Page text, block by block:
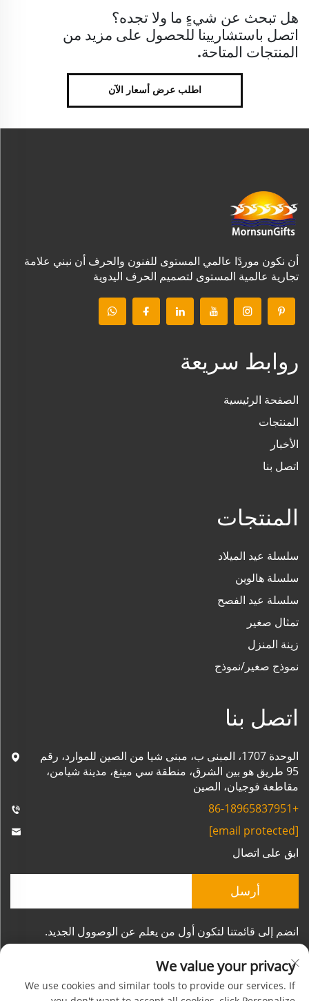
هل تبحث عن شيءٍ ما ولا تجده؟
اتصل باستشاريينا للحصول على مزيد من
المنتجات المتاحة.
اطلب عرض أسعار الآن
أن نكون موردًا عالمي المستوى للفنون والحرف أن نبني علامة
تجارية عالمية المستوى لتصميم الحرف اليدوية
روابط سريعة
الصفحة الرئيسية
المنتجات
الأخبار
اتصل بنا
المنتجات
سلسلة عيد الميلاد
سلسلة هالوين
سلسلة عيد الفصح
تمثال صغير
زينة المنزل
نموذج صغير/نموذج
اتصل بنا
الوحدة 1707، المبنى ب، مبنى شيا من الصين للموارد، رقم
95 طريق هو بين الشرق، منطقة سي مينغ، مدينة شيامن،
مقاطعة فوجيان، الصين
+86-18965837951
[email protected]
ابق على اتصال
أرسل
انضم إلى قائمتنا لتكون أول من يعلم عن الوصوول الجديد.
We value your privacy
We use cookies and similar tools to provide our services. If